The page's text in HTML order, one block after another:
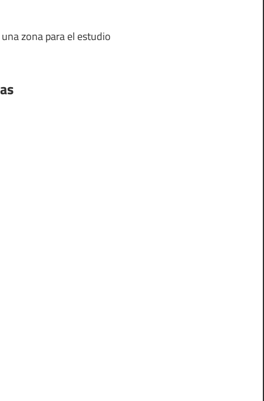
zona para el estudio